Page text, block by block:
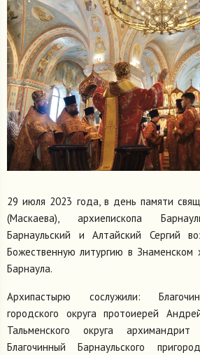
29 июля 2023 года, в день памяти
(Маскаева), архиепископа
Барнаульский и Алтайский Сергий
Божественную литургию в Знаменском
Барнаула.
Архипастырю сослужили:
городского округа протоиерей
Тальменского округа
Благочинный Барнаульского